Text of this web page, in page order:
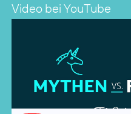
Video bei YouTube